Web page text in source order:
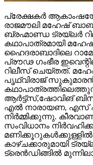
പ്രേക്ഷകർ
രാജമൗലി മഹേഷ്
ബ്രഹ്മാണ്ഡ ട്രയ്ലർ
കഥാപാത്രമായി
ഹൈദരാബാദിലെ
പ്രൗഢ ഗംഭീര
റിലീസ് ചെയ്തത്.
പൃഥ്വിരാജ് സുകുമാരൻ
ആർട്ട്സ്,ഷോവിങ്
എൽ നാരായണ, എസ്
നിർമ്മിക്കുന്നു.
സംവിധാനം
കാഴ്ചക്കാരുമായി
ട്രെൻഡിങ്ങിൽ